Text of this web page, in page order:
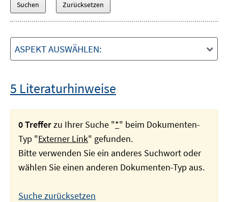
ASPEKT AUSWÄHLEN:
5 Literaturhinweise
0 Trefferzu Ihrer Suche "*" beim Dokumenten-
Typ "Externer Link" gefunden.
Bitte verwenden Sie ein anderes Suchwort oder
wählen Sie einen anderen Dokumenten-Typ aus.
Suche zurücksetzen